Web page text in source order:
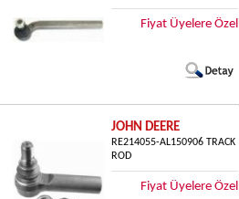
Fiyat Üyelere Özel
JOHN DEERE
RE214055-AL150906 TRACK
ROD
Fiyat Üyelere Özel